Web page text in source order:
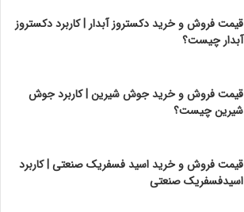
قیمت فروش و خرید دکستروز آبدار | کاربرد دکستروز
آبدار چیست؟
قیمت فروش و خرید جوش شیرین | کاربرد جوش
شیرین چیست؟
قیمت فروش و خرید اسید فسفریک صنعتی | کاربرد
اسیدفسفریک صنعتی